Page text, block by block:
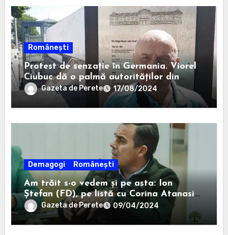
Românești
Protest de senzație în Germania. Viorel
Ciubuc dă o palmă autorităților din
România. Bravo, domnule inginer!
Gazeta de Perete 17/08/2024
Demagogi Românești
Am trăit s-o vedem și pe asta: Ion
Ștefan (FD), pe listă cu Corina Atanasiu
(USR), cea care l-a ajutat pe Misăilă să
rămână primar în 2020.
Gazeta de Perete 09/04/2024